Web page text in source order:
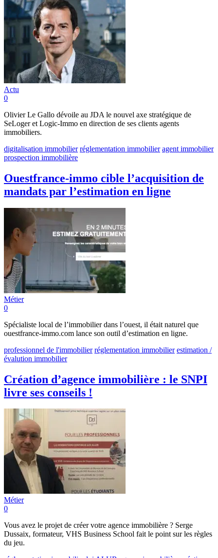
Actu
0
Olivier Le Gallo dévoile au JDA le nouvel axe stratégique de
SeLoger et Logic-Immo en direction de ses clients agents
immobiliers.
digitalisation immobilier réglementation immobilier agent immobilier
prospection immobilière
Ouestfrance-immo cible l’acquisition de
mandats par l’estimation en ligne
Métier
0
Spécialiste local de l’immobilier dans l’ouest, il était naturel que
ouestfrance-immo.com lance son outil d’estimation en ligne.
professionnel de l'immobilier réglementation immobilier estimation /
évalution immobilier
Création d’agence immobilière : le SNPI
livre ses conseils !
Métier
0
Vous avez le projet de créer votre agence immobilière ? Serge
Dussaix, formateur, VHS Business School fait le point sur les règles
du jeu.